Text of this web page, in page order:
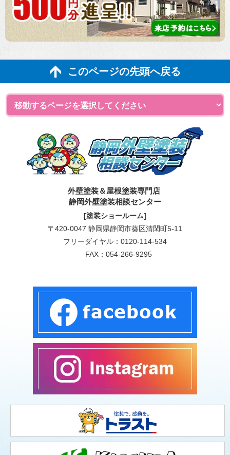
このページの先頭へ戻る
外壁塗装＆屋根塗装専門店
静岡外壁塗装相談センター
[塗装ショールーム]
〒420-0047 静岡県静岡市葵区清閑町5-11
フリーダイヤル： 0120-114-534
FAX：054-266-9295